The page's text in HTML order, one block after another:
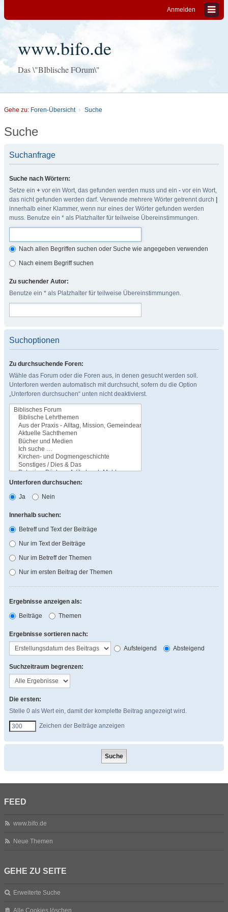
Anmelden
www.bifo.de
Das \"BIblische FOrum\"
Gehe zu: Foren-Übersicht Suche
Suche
Suchanfrage
Suche nach Wörtern:
Setze ein + vor ein Wort, das gefunden werden muss und ein - vor ein Wort,
das nicht gefunden werden darf. Verwende mehrere Wörter getrennt durch
innerhalb einer Klammer, wenn nur eines der Wörter gefunden werden
muss. Benutze ein * als Platzhalter für teilweise Übereinstimmungen.
Nach allen Begriffen suchen oder Suche wie angegeben verwenden
Nach einem Begriff suchen
Zu suchender Autor:
Benutze ein * als Platzhalter für teilweise Übereinstimmungen.
Suchoptionen
Zu durchsuchende Foren:
Wähle das Forum oder die Foren aus, in denen gesucht werden soll.
Unterforen werden automatisch mit durchsucht, sofern du die Option
„Unterforen durchsuchen“ unten nicht deaktivierst.
Unterforen durchsuchen:
Ja
Nein
Innerhalb suchen:
Betreff und Text der Beiträge
Nur im Text der Beiträge
Nur im Betreff der Themen
Nur im ersten Beitrag der Themen
Ergebnisse anzeigen als:
Beiträge
Themen
Ergebnisse sortieren nach:
Aufsteigend
Absteigend
Suchzeitraum begrenzen:
Die ersten:
Stelle 0 als Wert ein, damit der komplette Beitrag angezeigt wird.
Zeichen der Beiträge anzeigen
FEED
www.bifo.de
Neue Themen
GEHE ZU SEITE
Erweiterte Suche
Alle Cookies löschen